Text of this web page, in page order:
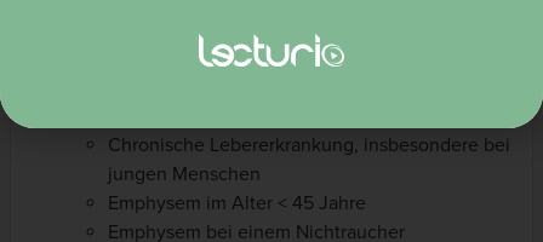
Chronische Lebererkrankung, insbesondere bei
jungen Menschen
Emphysem im Alter < 45 Jahre
Emphysem bei einem Nichtraucher